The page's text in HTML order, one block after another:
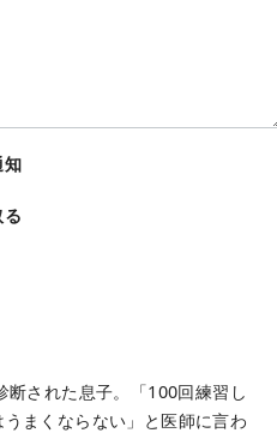
知
断された息子。「100回練習し
うまくならない」と医師に言わ